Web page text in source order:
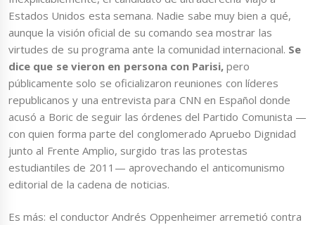
Estados Unidos esta semana. Nadie sabe muy bien a qué,
aunque la visión oficial de su comando sea mostrar las
virtudes de su programa ante la comunidad internacional. Se
dice que se vieron en persona con Parisi,pero
públicamente solo se oficializaron reuniones con líderes
republicanos y una entrevista para CNN en Español donde
acusó a Boric de seguir las órdenes del Partido Comunista ­—
con quien forma parte del conglomerado Apruebo Dignidad
junto al Frente Amplio, surgido tras las protestas
estudiantiles de 2011— aprovechando el anticomunismo
editorial de la cadena de noticias.
Es más: el conductor Andrés Oppenheimer arremetió contra